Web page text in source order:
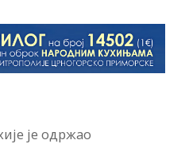
је одржао